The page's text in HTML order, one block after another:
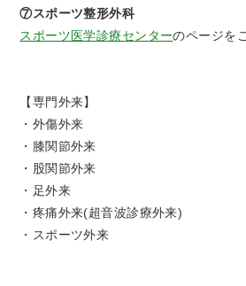
⑦スポーツ整形外科
スポーツ医学診療センターのページを
【専門外来】
・外傷外来
・膝関節外来
・股関節外来
・足外来
・疼痛外来(超音波診療外来)
・スポーツ外来